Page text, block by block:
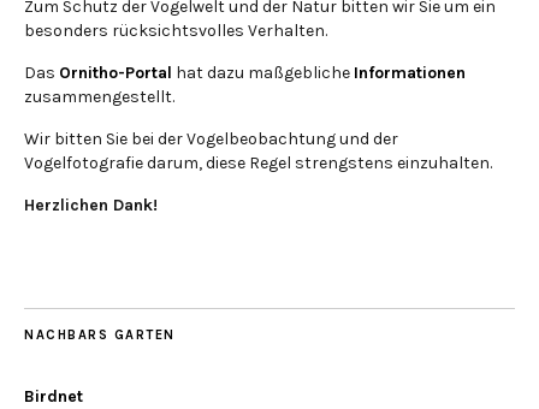
Zum Schutz der Vogelwelt und der Natur bitten wir Sie um ein
besonders rücksichtsvolles Verhalten.
Das Ornitho-Portal hat dazu maßgebliche Informationen
zusammengestellt.
Wir bitten Sie bei der Vogelbeobachtung und der
Vogelfotografie darum, diese Regel strengstens einzuhalten.
Herzlichen Dank!
NACHBARS GARTEN
Birdnet